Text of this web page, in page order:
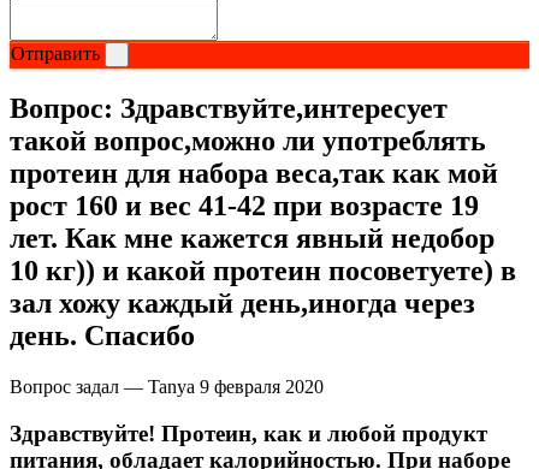
Бета-аланин
Комплексы аминокислот
Энергетики
Таурин
Глютамин
Отправить
Вопрос: Здравствуйте,интересует
такой вопрос,можно ли употреблять
протеин для набора веса,так как мой
рост 160 и вес 41-42 при возрасте 19
лет. Как мне кажется явный недобор
10 кг)) и какой протеин посоветуете) в
зал хожу каждый день,иногда через
день. Спасибо
Вопрос задал — Tanya 9 февраля 2020
Здравствуйте! Протеин, как и любой продукт
питания, обладает калорийностью. При наборе